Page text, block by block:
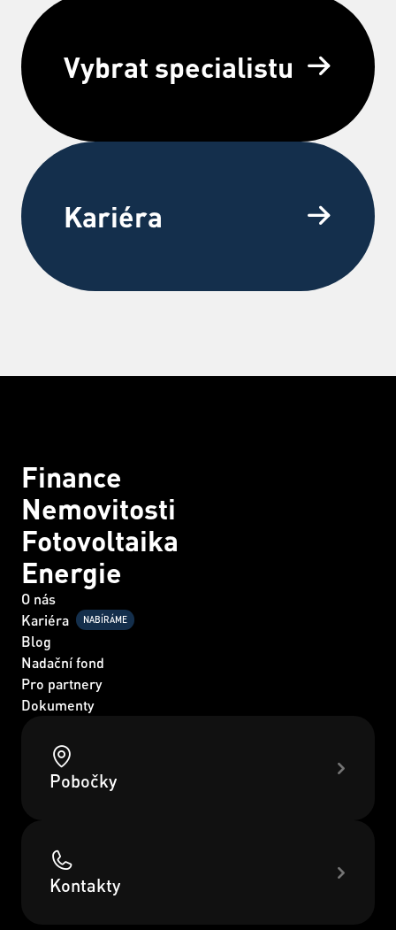
Vybrat specialistu
Kariéra
Finance
Nemovitosti
Fotovoltaika
Energie
O nás
Kariéra
NABÍRÁME
Blog
Nadační fond
Pro partnery
Dokumenty
Pobočky
Kontakty